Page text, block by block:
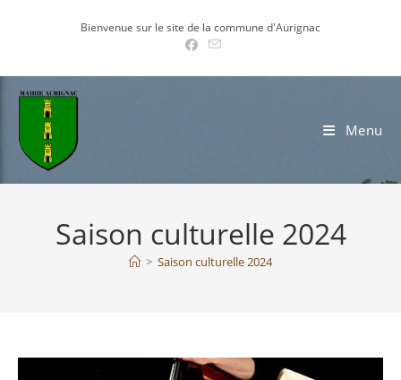
Bienvenue sur le site de la commune d'Aurignac
Menu
Saison culturelle 2024
> Saison culturelle 2024